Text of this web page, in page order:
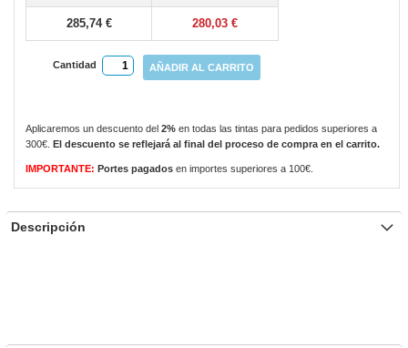
285,74 € 280,03 €
Cantidad AÑADIR AL CARRITO
Aplicaremos un descuento del 2% en todas las tintas para pedidos superiores a
300€.
El descuento se reflejará al final del proceso de compra en el carrito.
IMPORTANTE: Portes pagados en importes superiores a 100€.
gallery
Descripción